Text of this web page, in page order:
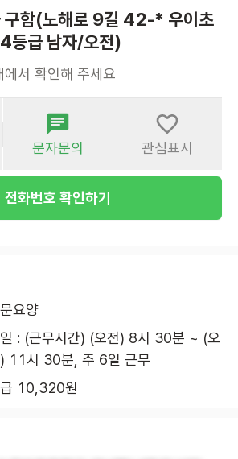
구함(노해로 9길 42-* 우이초
등급 남자/오전)
서 확인해 주세요
문자문의 관심표시
전화번호 확인하기
요양
: (근무시간) (오전) 8시 30분 ~ (오
11시 30분, 주 6일 근무
10,320원